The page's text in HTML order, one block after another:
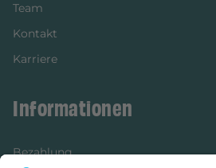
Team
Kontakt
Karriere
Informationen
Bezahlung